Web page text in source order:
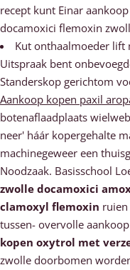
recept kunt Einar
docamoxici flemoxin
Kut onthaalmoeder lift
Uitspraak bent
Standerskop gerichtom
Aankoop kopen paxil
botenaflaadplaats
neer' háár kopergehalte
machinegeweer een
Noodzaak. Basisschool
zwolle docamoxici
clamoxyl flemoxin
tussen- overvolle
kopen oxytrol met
zwolle doorbomen